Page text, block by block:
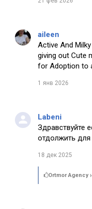
aileen
Active And
giving out Cute
for Adoption to
1 янв 2026
Labeni
Здравствуйте
отдолжить для
18 дек 2025
Ortmor Agency